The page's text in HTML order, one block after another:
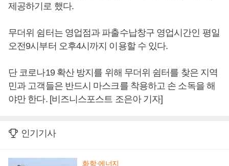
제공하기로 했다.
무더위 쉼터는 영업점과 파출수납창구 영업시간인 평일
오전9시부터 오후4시까지 이용할 수 있다.
단 코로나19 확산 방지를 위해 무더위 쉼터를 찾은 지역
민과 고객들은 반드시 마스크를 착용하고 손 소독을 해
야만 한다. [비즈니스포스트 조은아 기자]
인기기사
화학·에너지